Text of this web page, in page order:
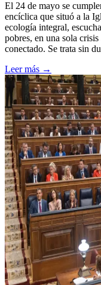
El 24 de mayo se
encíclica que situó a la
ecología integral,
pobres, en una sola
conectado. Se trata sin
Leer más →